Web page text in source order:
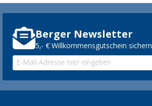
Berger Newsletter
5,- € Willkommensgutschein sichern